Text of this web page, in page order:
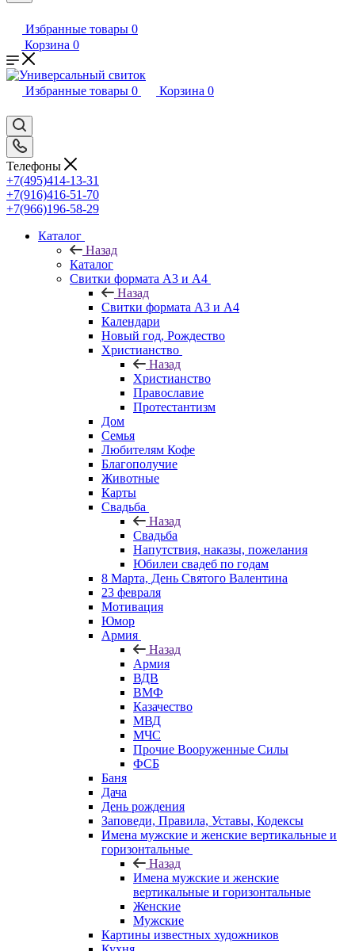
Избранные товары 0
Корзина 0
Избранные товары 0 Корзина 0
Телефоны
+7(495)414-13-31
+7(916)416-51-70
+7(966)196-58-29
Каталог
Назад
Каталог
Свитки формата А3 и А4
Назад
Свитки формата А3 и А4
Календари
Новый год, Рождество
Христианство
Назад
Христианство
Православие
Протестантизм
Дом
Семья
Любителям Кофе
Благополучие
Животные
Карты
Свадьба
Назад
Свадьба
Напутствия, наказы, пожелания
Юбилеи свадеб по годам
8 Марта, День Святого Валентина
23 февраля
Мотивация
Юмор
Армия
Назад
Армия
ВДВ
ВМФ
Казачество
МВД
МЧС
Прочие Вооруженные Силы
ФСБ
Баня
Дача
День рождения
Заповеди, Правила, Уставы, Кодексы
Имена мужские и женские вертикальные и
горизонтальные
Назад
Имена мужские и женские
вертикальные и горизонтальные
Женские
Мужские
Картины известных художников